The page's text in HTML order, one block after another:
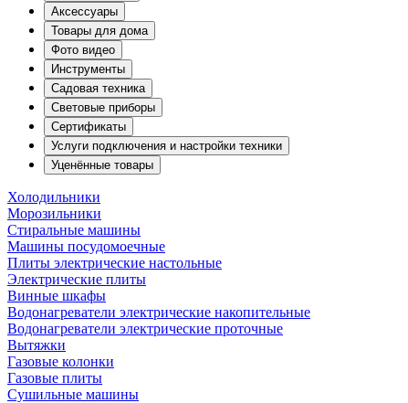
Аксессуары
Товары для дома
Фото видео
Инструменты
Садовая техника
Световые приборы
Сертификаты
Услуги подключения и настройки техники
Уценённые товары
Холодильники
Морозильники
Стиральные машины
Машины посудомоечные
Плиты электрические настольные
Электрические плиты
Винные шкафы
Водонагреватели электрические накопительные
Водонагреватели электрические проточные
Вытяжки
Газовые колонки
Газовые плиты
Сушильные машины